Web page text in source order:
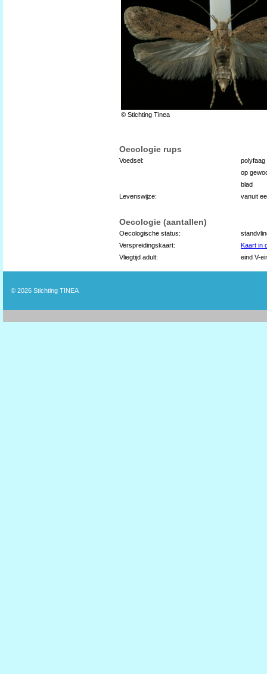
© Stichting Tinea
Oecologie rups
Voedsel:
polyfaag
op
blad
Levenswijze:
vanuit
Oecologie (aantallen)
Oecologische status:
Verspreidingskaart:
Kaart in
Vliegtijd adult:
eind V-
© 2026 Stichting TINEA